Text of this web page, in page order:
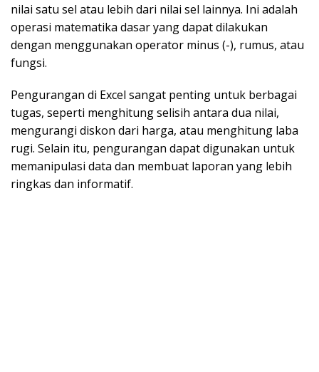
nilai satu sel atau lebih dari nilai sel lainnya. Ini adalah
operasi matematika dasar yang dapat dilakukan
dengan menggunakan operator minus (-), rumus, atau
fungsi.
Pengurangan di Excel sangat penting untuk berbagai
tugas, seperti menghitung selisih antara dua nilai,
mengurangi diskon dari harga, atau menghitung laba
rugi. Selain itu, pengurangan dapat digunakan untuk
memanipulasi data dan membuat laporan yang lebih
ringkas dan informatif.